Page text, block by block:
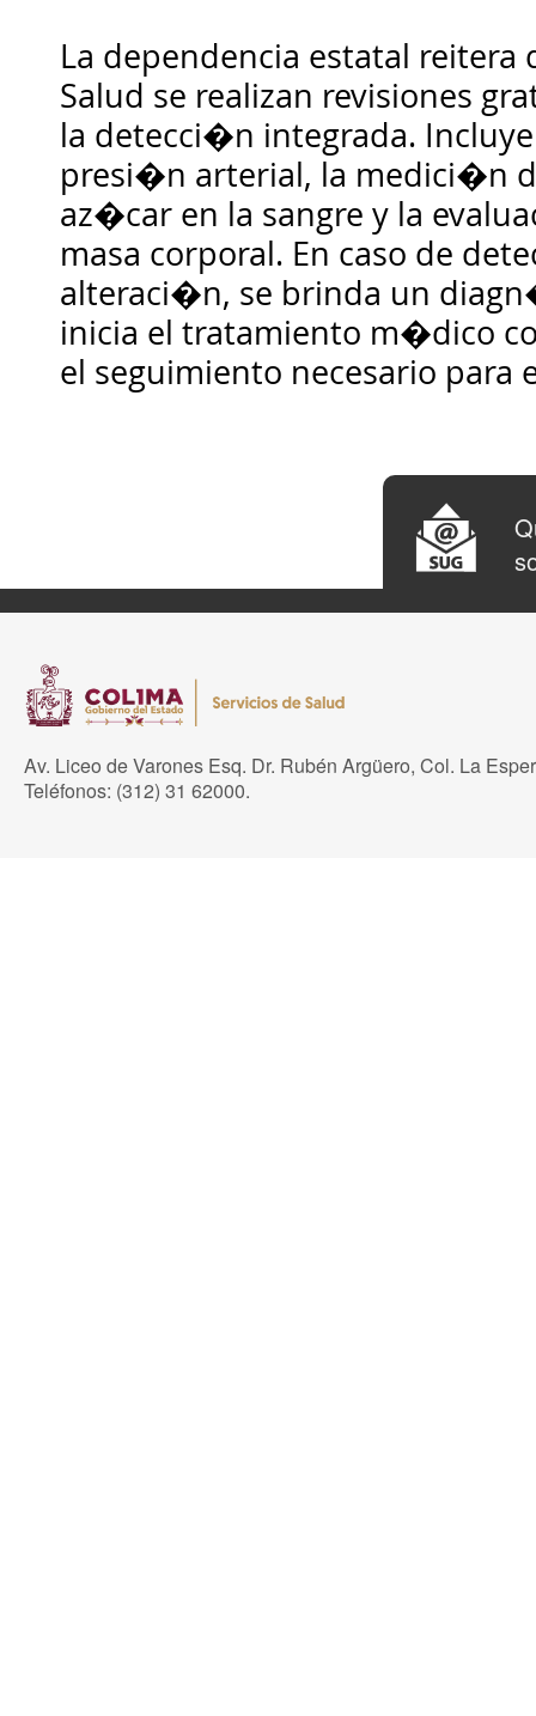
La dependencia estatal reitera
Salud se realizan revisiones
la detecci�n integrada.
presi�n arterial, la medici�n
az�car en la sangre y la
masa corporal. En caso de
alteraci�n, se brinda un
inicia el tratamiento m�dico
el seguimiento necesario para
Av. Liceo de Varones Esq. Dr. Rubén Argüero, Col. La
Teléfonos: (312) 31 62000.